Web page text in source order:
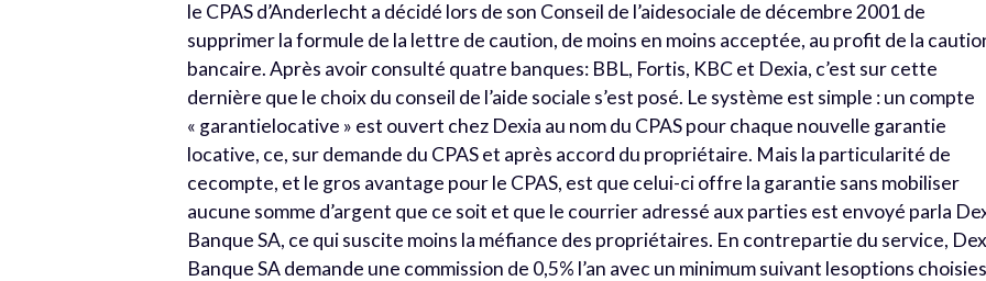
le CPAS d’Anderlecht a décidé lors de son Conseil de l’aidesociale de décembre 2001 de
supprimer la formule de la lettre de caution, de moins en moins acceptée, au profit de la
bancaire. Après avoir consulté quatre banques: BBL, Fortis, KBC et Dexia, c’est sur cette
dernière que le choix du conseil de l’aide sociale s’est posé. Le système est simple : un compte
« garantielocative » est ouvert chez Dexia au nom du CPAS pour chaque nouvelle garantie
locative, ce, sur demande du CPAS et après accord du propriétaire. Mais la particularité de
cecompte, et le gros avantage pour le CPAS, est que celui-ci offre la garantie sans mobiliser
aucune somme d’argent que ce soit et que le courrier adressé aux parties est envoyé parla
Banque SA, ce qui suscite moins la méfiance des propriétaires. En contrepartie du service,
Banque SA demande une commission de 0,5% l’an avec un minimum suivant lesoptions choisies